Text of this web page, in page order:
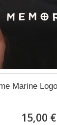
Marine
15,00 €